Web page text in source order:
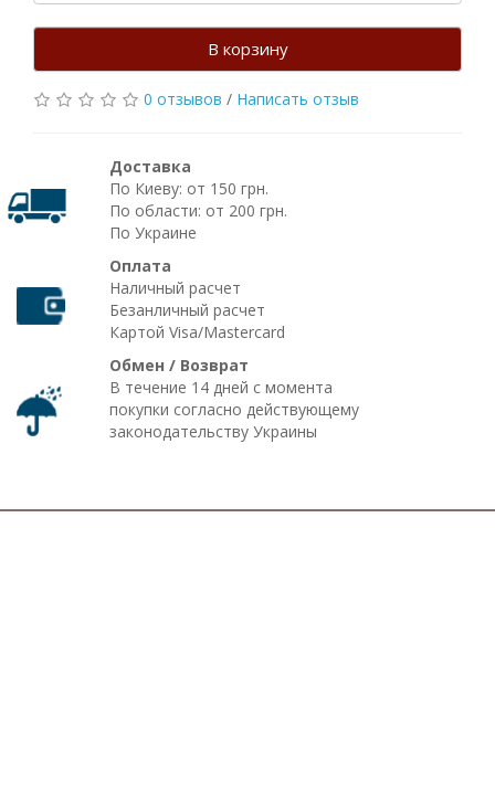
В корзину
0 отзывов / Написать отзыв
Доставка
По Киеву: от 150 грн.
По области: от 200 грн.
По Украине
Оплата
Наличный расчет
Безанличный расчет
Картой Visa/Mastercard
Обмен / Возврат
В течение 14 дней с момента
покупки согласно действующему
законодательству Украины